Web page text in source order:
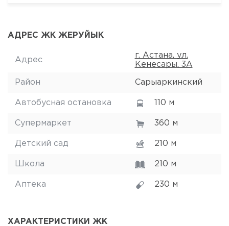
АДРЕС ЖК ЖЕРУЙЫК
Адрес
г. Астана, ул.
Кенесары, 3А
Район Сарыаркинский
Автобусная остановка 110 м
Супермаркет 360 м
Детский сад 210 м
Школа 210 м
Аптека 230 м
ХАРАКТЕРИСТИКИ ЖК